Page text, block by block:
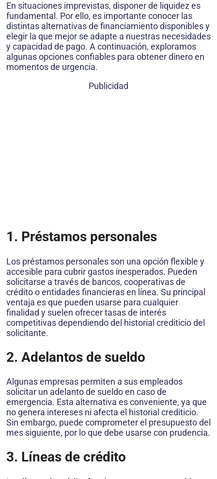
En situaciones imprevistas, disponer de liquidez es
fundamental. Por ello, es importante conocer las
distintas alternativas de financiamiento disponibles y
elegir la que mejor se adapte a nuestras necesidades
y capacidad de pago. A continuación, exploramos
algunas opciones confiables para obtener dinero en
momentos de urgencia.
Publicidad
1. Préstamos personales
Los préstamos personales son una opción flexible y
accesible para cubrir gastos inesperados. Pueden
solicitarse a través de bancos, cooperativas de
crédito o entidades financieras en línea. Su principal
ventaja es que pueden usarse para cualquier
finalidad y suelen ofrecer tasas de interés
competitivas dependiendo del historial crediticio del
solicitante.
2. Adelantos de sueldo
Algunas empresas permiten a sus empleados
solicitar un adelanto de sueldo en caso de
emergencia. Esta alternativa es conveniente, ya que
no genera intereses ni afecta el historial crediticio.
Sin embargo, puede comprometer el presupuesto del
mes siguiente, por lo que debe usarse con prudencia.
3. Líneas de crédito